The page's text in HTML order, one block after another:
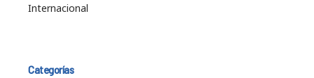
Internacional
Categorías